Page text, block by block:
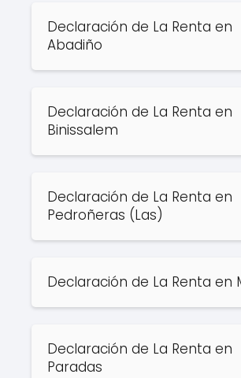
Declaración de La Renta en
Abadiño
Declaración de La Renta en
Binissalem
Declaración de La Renta en
Pedroñeras (Las)
Declaración de La Renta en
Declaración de La Renta en
Paradas